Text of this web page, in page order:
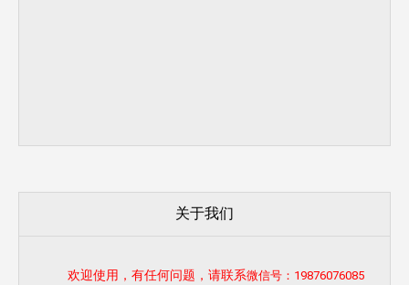
关于我们
欢迎使用，有任何问题，请联系微信号：19876076085